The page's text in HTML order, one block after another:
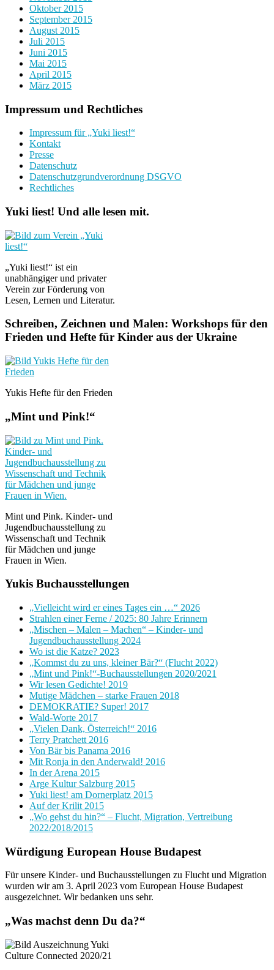
Oktober 2015
September 2015
August 2015
Juli 2015
Juni 2015
Mai 2015
April 2015
März 2015
Impressum und Rechtliches
Impressum für „Yuki liest!“
Kontakt
Presse
Datenschutz
Datenschutzgrundverordnung DSGVO
Rechtliches
Yuki liest! Und alle lesen mit.
„Yuki liest!“ ist ein
unabhängiger und privater
Verein zur Förderung von
Lesen, Lernen und Literatur.
Schreiben, Zeichnen und Malen: Workshops für den
Frieden und Hefte für Kinder aus der Ukraine
Yukis Hefte für den Frieden
„Mint und Pink!“
Mint und Pink. Kinder- und
Jugendbuchausstellung zu
Wissenschaft und Technik
für Mädchen und junge
Frauen in Wien.
Yukis Buchausstellungen
„Vielleicht wird er eines Tages ein …“ 2026
Strahlen einer Ferne / 2025: 80 Jahre Erinnern
„Mischen – Malen – Machen“ – Kinder- und
Jugendbuchausstellung 2024
Wo ist die Katze? 2023
„Kommst du zu uns, kleiner Bär?“ (Flucht 2022)
„Mint und Pink!“-Buchausstellungen 2020/2021
Wir lesen Gedichte! 2019
Mutige Mädchen – starke Frauen 2018
DEMOKRATIE? Super! 2017
Wald-Worte 2017
„Vielen Dank, Österreich!“ 2016
Terry Pratchett 2016
Von Bär bis Panama 2016
Mit Ronja in den Anderwald! 2016
In der Arena 2015
Arge Kultur Salzburg 2015
Yuki liest! am Dornerplatz 2015
Auf der Krilit 2015
„Wo gehst du hin?“ – Flucht, Migration, Vertreibung
2022/2018/2015
Würdigung European House Budapest
Für unsere Kinder- und Buchausstellungen zu Flucht und Migration
wurden wir am 3. April 2023 vom European House Budapest
ausgezeichnet. Wir bedanken uns sehr.
„Was machst denn Du da?“